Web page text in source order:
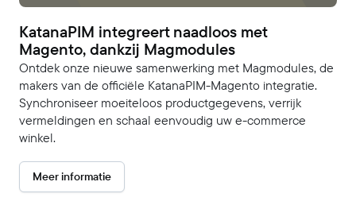
KatanaPIM integreert naadloos met
Magento, dankzij Magmodules
Ontdek onze nieuwe samenwerking met Magmodules, de
makers van de officiële KatanaPIM-Magento integratie.
Synchroniseer moeiteloos productgegevens, verrijk
vermeldingen en schaal eenvoudig uw e-commerce
winkel.
Meer informatie